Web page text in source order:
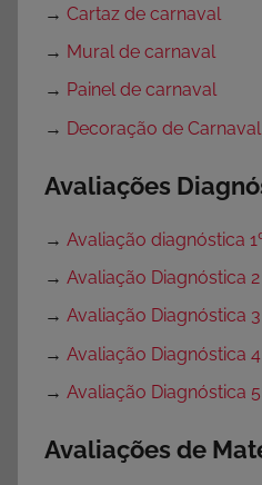
→ Cartaz de carnaval
→ Mural de carnaval
→ Painel de carnaval
→ Decoração de Carnaval
Avaliações
→ Avaliação diagnóstica
→ Avaliação Diagnóstica
→ Avaliação Diagnóstica
→ Avaliação Diagnóstica
→ Avaliação Diagnóstica
Avaliações de